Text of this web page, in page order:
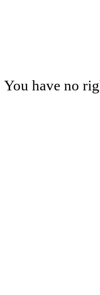
You have no